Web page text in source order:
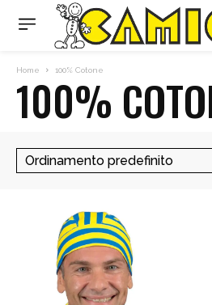
Home 100% Cotone
100%